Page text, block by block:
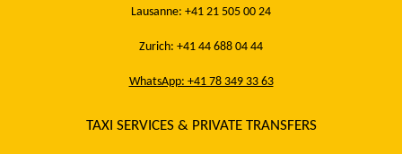
Lausanne: +41 21 505 00 24
Zurich: +41 44 688 04 44
WhatsApp: +41 78 349 33 63
TAXI SERVICES & PRIVATE TRANSFERS